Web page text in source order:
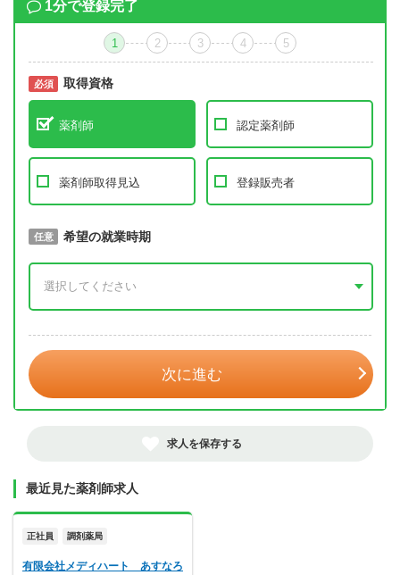
1分で登録完了
1 2 3 4 5
必須 取得資格
薬剤師 認定薬剤師
薬剤師取得見込 登録販売者
必須 取得予定年
任意 希望の就業時期
次に進む
求人を保存する
最近見た薬剤師求人
正社員 調剤薬局
有限会社メディハート あすなろ